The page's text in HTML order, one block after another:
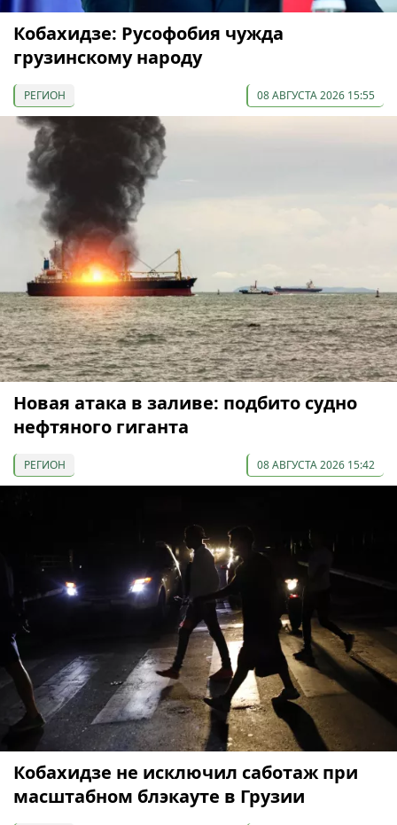
Кобахидзе: Русофобия чужда
грузинскому народу
РЕГИОН 08 АВГУСТА 2026 15:55
Новая атака в заливе: подбито судно
нефтяного гиганта
РЕГИОН 08 АВГУСТА 2026 15:42
Кобахидзе не исключил саботаж при
масштабном блэкауте в Грузии